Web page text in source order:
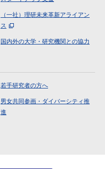
（一社）理研未来革新アライアン
ス
国内外の大学・研究機関との協力
若手研究者の方へ
男女共同参画・ダイバーシティ推
進